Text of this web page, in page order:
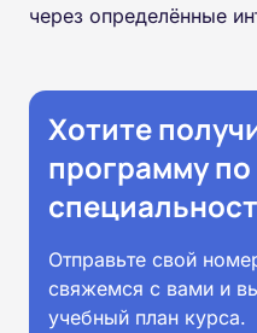
через определённые
Хотите
программу
Отправьте свой
свяжемся с вами и
учебный план курса.